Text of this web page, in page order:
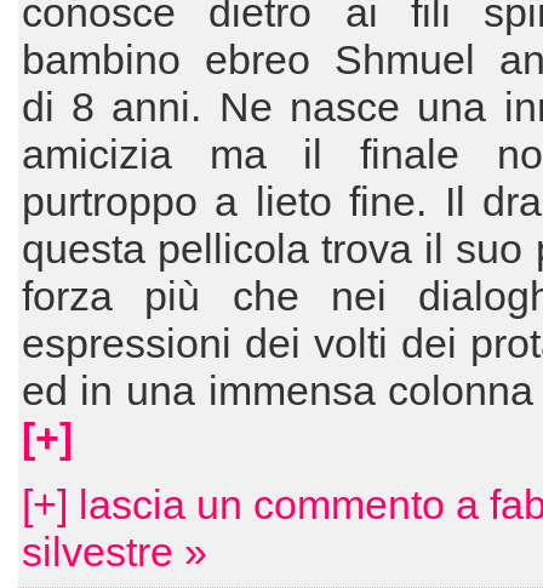
conosce dietro ai fili
bambino ebreo Shmuel
di 8 anni. Ne nasce una
amicizia ma il finale
purtroppo a lieto fine. Il
questa pellicola trova il suo
forza più che nei
espressioni dei volti dei
ed in una immensa
[+]
[+] lascia un commento a
silvestre »